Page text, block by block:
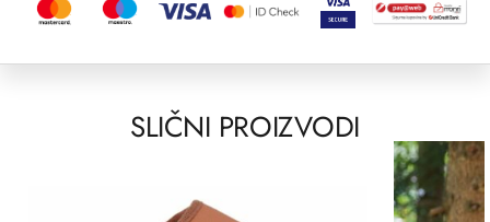
SLIČNI PROIZVODI